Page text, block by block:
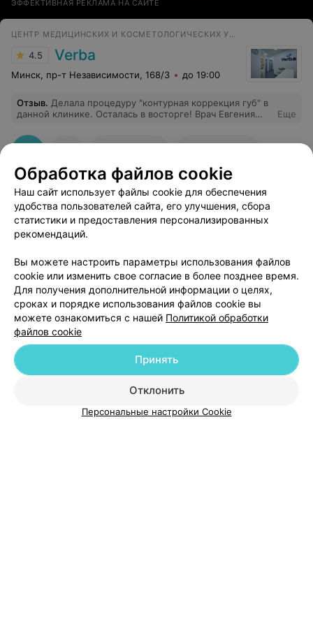
ЭФФЕКТИВНАЯ РЕКЛАМА НА САЙТЕ
ЦЕНТР МЕДИЦИНСКИХ И КОСМЕТОЛОГИЧЕСКИХ УСЛУГ
4.5 Verba
Минск, пр-т Независимости, 168/3 до 19:00
Отзыв. Делала процедуру "контурная коррекция губ" в
данной клинике. Осталась в восторге! Врач Евгения
красивые получились. Самое главное, что после этой
инъекций! Просто красота:) Очень нравится ваша
клиника. Так светло, уютно и комфортно - всё на
высшем уровне! Врачи и административный персонал
очень вежливы, всегда улыбаются! Невозможно уйти
от вас без улыбки на лице) Дальнейшего процветания
вам!
Еще
Добавить специалиста
О проекте Новости проекта
Размещение рекламы
Медицинский маркетинг
Публичный договор
Пользовательское соглашение
Способы оплаты
Обработка файлов cookie
Наш сайт использует файлы cookie для обеспечения
удобства пользователей сайта, его улучшения, сбора
статистики и предоставления персонализированных
рекомендаций.
Вы можете настроить параметры использования файлов
cookie или изменить свое согласие в более позднее время.
Для получения дополнительной информации о целях,
сроках и порядке использования файлов cookie вы
можете ознакомиться с нашей Политикой обработки
файлов cookie
Отклонить
Принять
Персональные настройки Cookie